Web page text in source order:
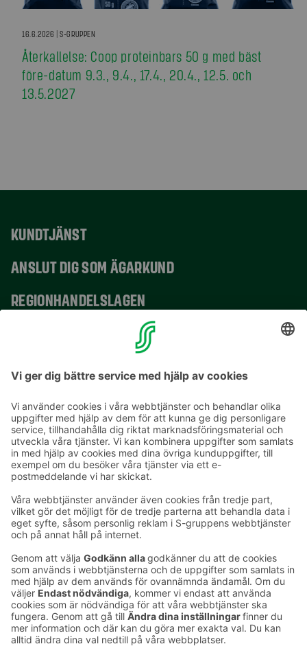
16.6.2026 | S-GRUPPEN
Återkallelse: Coop proteinbars 50 g med bäst
före-datum 9.3., 9.4., 17.4., 20.4., 12.5. och
13.5.2027
KUNDTJÄNST
ANSLUT DIG SOM ÄGARKUND
REGIONHANDELSLAGEN
VERKSAMHETSSTÄLLEN
E-postadresser i S-gruppen finns i formuläret
förnamn.släktnamn@sok.fi
Följ oss: